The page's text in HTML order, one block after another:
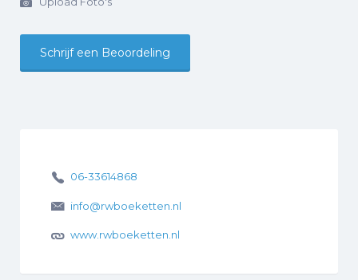
Schrijf een Beoordeling
06-33614868
info@rwboeketten.nl
www.rwboeketten.nl